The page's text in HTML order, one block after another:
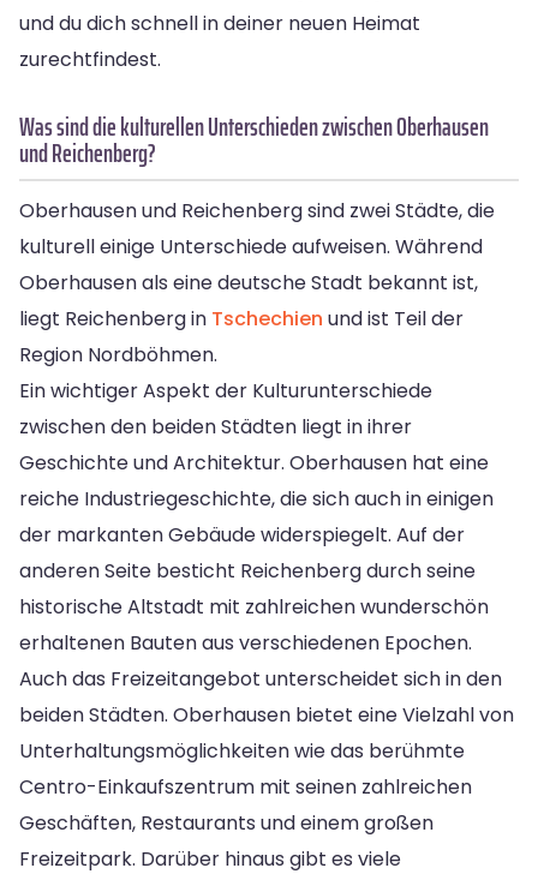
und du dich schnell in deiner neuen Heimat
zurechtfindest.
Was sind die kulturellen Unterschieden zwischen Oberhausen
und Reichenberg?
Oberhausen und Reichenberg sind zwei Städte, die
kulturell einige Unterschiede aufweisen. Während
Oberhausen als eine deutsche Stadt bekannt ist,
liegt Reichenberg in Tschechien und ist Teil der
Region Nordböhmen.
Ein wichtiger Aspekt der Kulturunterschiede
zwischen den beiden Städten liegt in ihrer
Geschichte und Architektur. Oberhausen hat eine
reiche Industriegeschichte, die sich auch in einigen
der markanten Gebäude widerspiegelt. Auf der
anderen Seite besticht Reichenberg durch seine
historische Altstadt mit zahlreichen wunderschön
erhaltenen Bauten aus verschiedenen Epochen.
Auch das Freizeitangebot unterscheidet sich in den
beiden Städten. Oberhausen bietet eine Vielzahl von
Unterhaltungsmöglichkeiten wie das berühmte
Centro-Einkaufszentrum mit seinen zahlreichen
Geschäften, Restaurants und einem großen
Freizeitpark. Darüber hinaus gibt es viele